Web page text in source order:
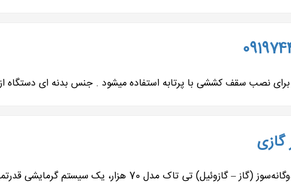
سقف کششی با پرتابه استفاده میشود . جنس بدنه ای دستگاه از
تاک مدل 70 هزار، یک سیستم گرمایشی قدرتمند...